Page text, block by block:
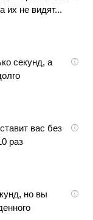
их не видят...
i
секунд, а
i
вас без
раз
i
но вы